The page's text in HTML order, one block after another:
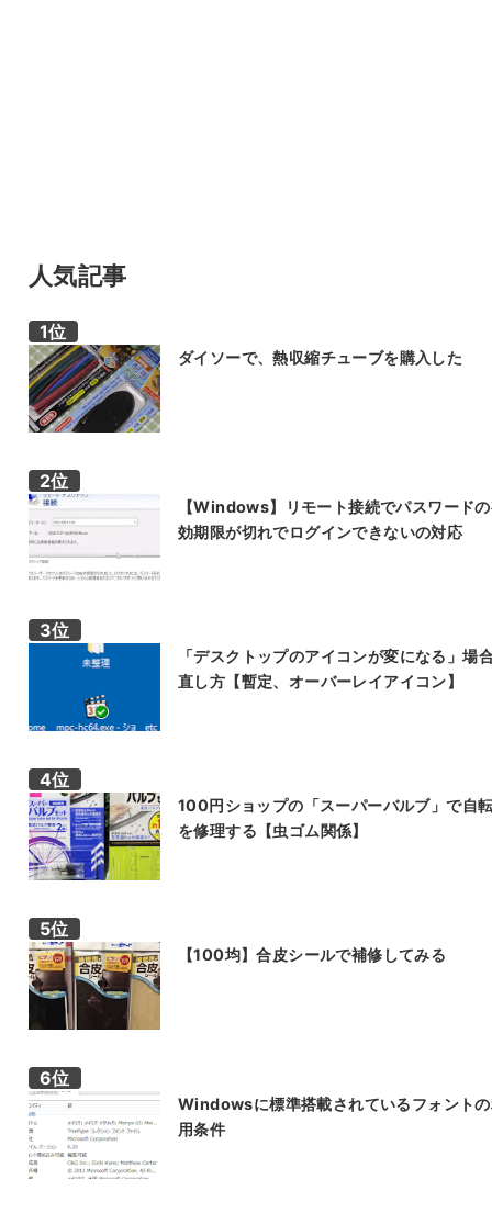
人気記事
ダイソーで、熱収縮チューブを購入した
【Windows】リモート接続でパスワード
効期限が切れでログインできないの対応
「デスクトップのアイコンが変になる」場
直し方【暫定、オーバーレイアイコン】
100円ショップの「スーパーバルブ」で自
を修理する【虫ゴム関係】
【100均】合皮シールで補修してみる
Windowsに標準搭載されているフォント
用条件